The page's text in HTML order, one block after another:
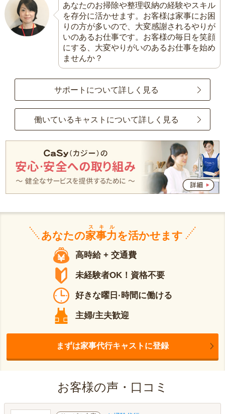
あなたのお掃除や整理収納の経験やスキル
を存分に活かせます。お客様は家事にお困
りの方が多いので、大変感謝されるやりが
いのあるお仕事です。お客様の毎日を笑顔
にする、大変やりがいのあるお仕事を始め
ませんか？
サポートについて詳しく見る
働いているキャストについて詳しく見る
あなたの家事力
スキル
を活かせます
高時給 + 交通費
未経験者OK！資格不要
好きな曜日·時間に働ける
主婦/主夫歓迎
まずは家事代行キャストに登録
お客様の声・口コミ